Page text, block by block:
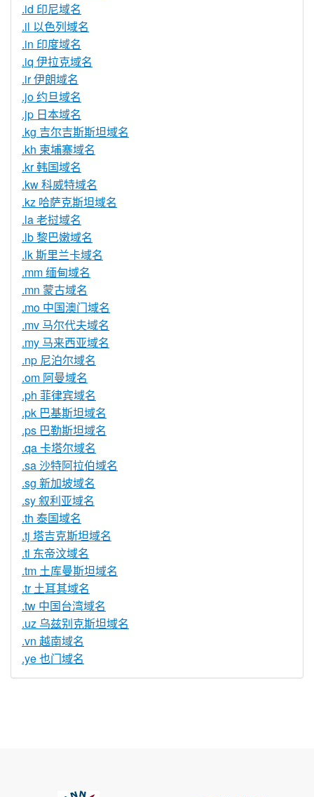
.id 印尼域名
.il 以色列域名
.in 印度域名
.iq 伊拉克域名
.ir 伊朗域名
.jo 约旦域名
.jp 日本域名
.kg 吉尔吉斯斯坦域名
.kh 柬埔寨域名
.kr 韩国域名
.kw 科威特域名
.kz 哈萨克斯坦域名
.la 老挝域名
.lb 黎巴嫩域名
.lk 斯里兰卡域名
.mm 缅甸域名
.mn 蒙古域名
.mo 中国澳门域名
.mv 马尔代夫域名
.my 马来西亚域名
.np 尼泊尔域名
.om 阿曼域名
.ph 菲律宾域名
.pk 巴基斯坦域名
.ps 巴勒斯坦域名
.qa 卡塔尔域名
.sa 沙特阿拉伯域名
.sg 新加坡域名
.sy 叙利亚域名
.th 泰国域名
.tj 塔吉克斯坦域名
.tl 东帝汶域名
.tm 土库曼斯坦域名
.tr 土耳其域名
.tw 中国台湾域名
.uz 乌兹别克斯坦域名
.vn 越南域名
.ye 也门域名